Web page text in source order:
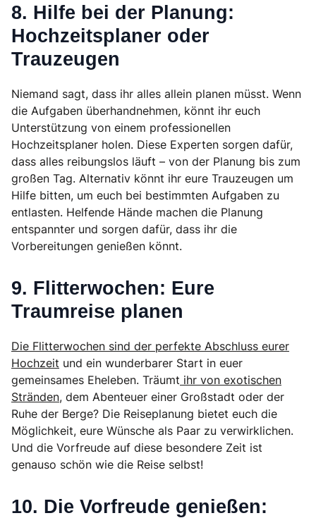
8. Hilfe bei der Planung:
Hochzeitsplaner oder
Trauzeugen
Niemand sagt, dass ihr alles allein planen müsst. Wenn
die Aufgaben überhandnehmen, könnt ihr euch
Unterstützung von einem professionellen
Hochzeitsplaner holen. Diese Experten sorgen dafür,
dass alles reibungslos läuft – von der Planung bis zum
großen Tag. Alternativ könnt ihr eure Trauzeugen um
Hilfe bitten, um euch bei bestimmten Aufgaben zu
entlasten. Helfende Hände machen die Planung
entspannter und sorgen dafür, dass ihr die
Vorbereitungen genießen könnt.
9. Flitterwochen: Eure
Traumreise planen
Die Flitterwochen sind der perfekte Abschluss eurer
Hochzeit und ein wunderbarer Start in euer
gemeinsames Eheleben. Träumt ihr von exotischen
Stränden, dem Abenteuer einer Großstadt oder der
Ruhe der Berge? Die Reiseplanung bietet euch die
Möglichkeit, eure Wünsche als Paar zu verwirklichen.
Und die Vorfreude auf diese besondere Zeit ist
genauso schön wie die Reise selbst!
10. Die Vorfreude genießen: